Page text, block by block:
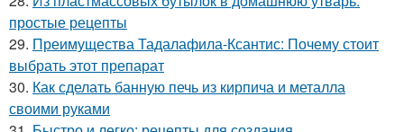
простые рецепты
29. Преимущества Тадалафила-Ксантис: Почему стоит
выбрать этот препарат
30. Как сделать банную печь из кирпича и металла
своими руками